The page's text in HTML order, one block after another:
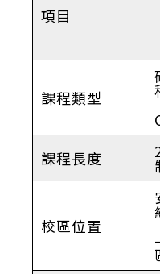
項目
課程類型
課程長度
校區位置